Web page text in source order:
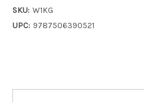
SKU: W1KG
UPC: 9787506390521